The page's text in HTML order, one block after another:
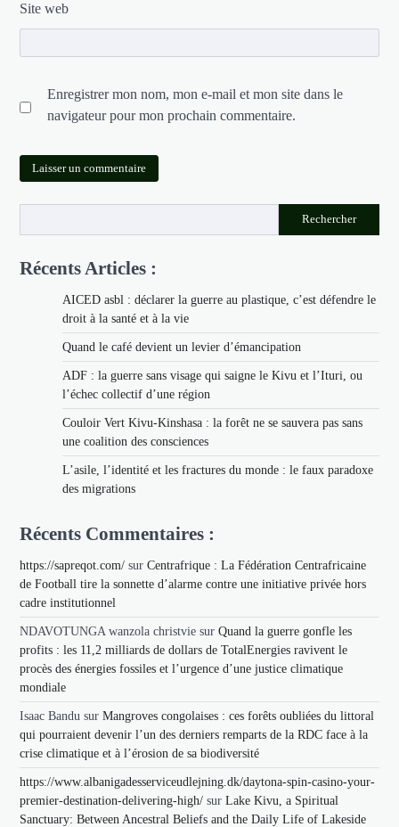
Site web
Enregistrer mon nom, mon e-mail et mon site dans le
navigateur pour mon prochain commentaire.
Rechercher
Récents Articles :
AICED asbl : déclarer la guerre au plastique, c’est défendre le
droit à la santé et à la vie
Quand le café devient un levier d’émancipation
ADF : la guerre sans visage qui saigne le Kivu et l’Ituri, ou
l’échec collectif d’une région
Couloir Vert Kivu-Kinshasa : la forêt ne se sauvera pas sans
une coalition des consciences
L’asile, l’identité et les fractures du monde : le faux paradoxe
des migrations
Récents Commentaires :
https://sapreqot.com/ surCentrafrique : La Fédération Centrafricaine
de Football tire la sonnette d’alarme contre une initiative privée hors
cadre institutionnel
NDAVOTUNGA wanzola christvie surQuand la guerre gonfle les
profits : les 11,2 milliards de dollars de TotalEnergies ravivent le
procès des énergies fossiles et l’urgence d’une justice climatique
mondiale
Isaac Bandu surMangroves congolaises : ces forêts oubliées du littoral
qui pourraient devenir l’un des derniers remparts de la RDC face à la
crise climatique et à l’érosion de sa biodiversité
https://www.albanigadesserviceudlejning.dk/daytona-spin-casino-your-
premier-destination-delivering-high/ surLake Kivu, a Spiritual
Sanctuary: Between Ancestral Beliefs and the Daily Life of Lakeside